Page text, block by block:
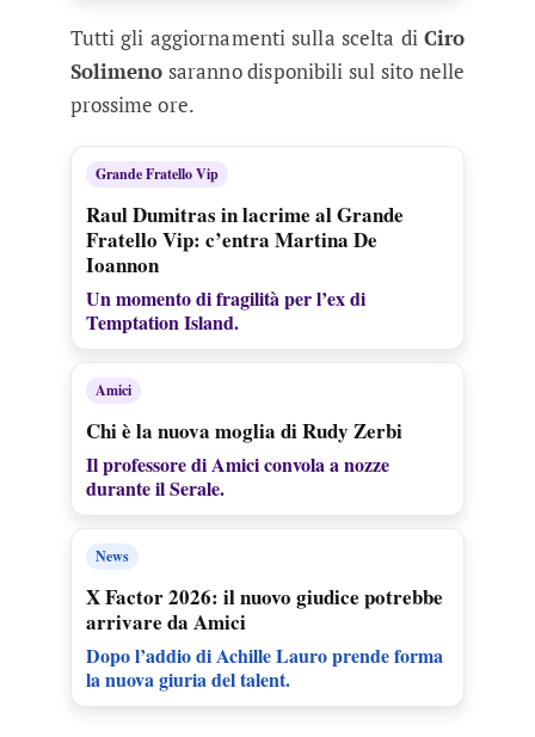
Tutti gli aggiornamenti sulla scelta diCiro
Solimeno saranno disponibili sul sito nelle
prossime ore.
Grande Fratello Vip
Raul Dumitras in lacrime al Grande
Fratello Vip: c’entra Martina De
Ioannon
Un momento di fragilità per l’ex di
Temptation Island.
Amici
Chi è la nuova moglia di Rudy Zerbi
Il professore di Amici convola a nozze
durante il Serale.
News
X Factor 2026: il nuovo giudice potrebbe
arrivare da Amici
Dopo l’addio di Achille Lauro prende forma
la nuova giuria del talent.